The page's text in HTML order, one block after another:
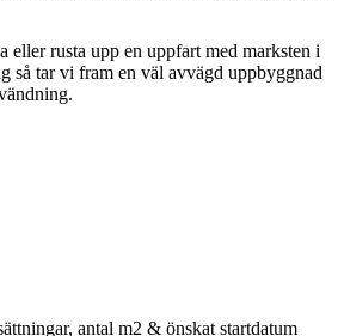
eller rusta upp en uppfart med marksten i
så tar vi fram en väl avvägd uppbyggnad
antal m2 & önskat startdatum